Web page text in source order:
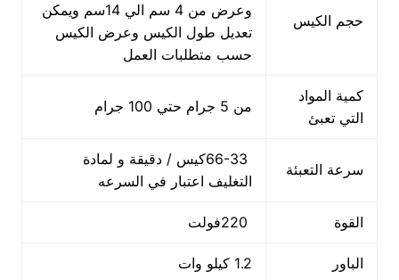
حجم الكيس
وعرض من 4 سم الي 14سم ويمكن
تعديل طول الكيس وعرض الكيس
حسب متطلبات العمل
كمية المواد
التي تعبئ
من 5 جرام حتي 100 جرام
سرعة التعبئة
66-33كيس / دقيقة و لمادة
التغليف اعتبار في السرعه
القوة
الباور 1.2 كيلو وات